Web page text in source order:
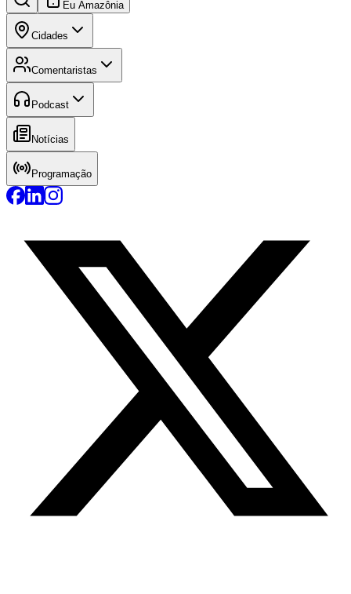
Eu Amazônia
Cidades
Comentaristas
Podcast
Notícias
Programação